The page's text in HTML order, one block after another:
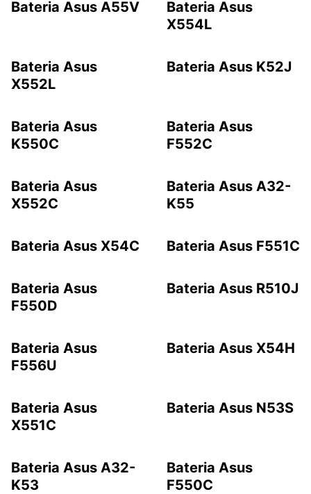
Bateria Asus A55V
Bateria Asus
X554L
Bateria Asus
X552L
Bateria Asus K52J
Bateria Asus
K550C
Bateria Asus
F552C
Bateria Asus
X552C
Bateria Asus A32-
K55
Bateria Asus X54C Bateria Asus F551C
Bateria Asus
F550D
Bateria Asus R510J
Bateria Asus
F556U
Bateria Asus X54H
Bateria Asus
X551C
Bateria Asus N53S
Bateria Asus A32-
K53
Bateria Asus
F550C